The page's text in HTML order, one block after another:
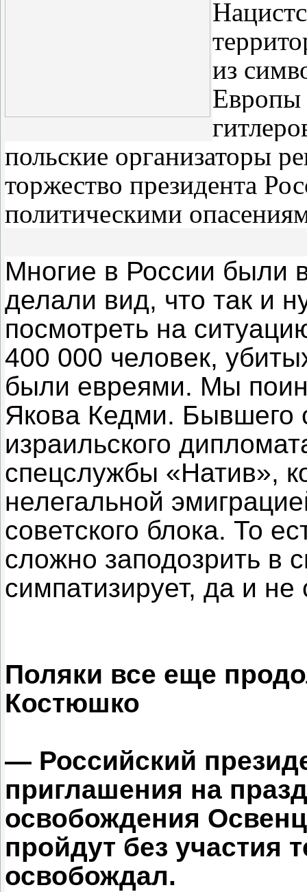
из
Европы
польские организаторы
торжество президента
политическими
Многие в России были
делали вид, что так и
посмотреть на
400 000 человек,
были евреями. Мы
Якова Кедми. Бывшего
израильского
спецслужбы «Натив»,
нелегальной
советского блока. То
сложно заподозрить в
симпатизирует, да и не
Поляки все еще
Костюшко
— Российский
приглашения на
освобождения
пройдут без участия
освобождал.